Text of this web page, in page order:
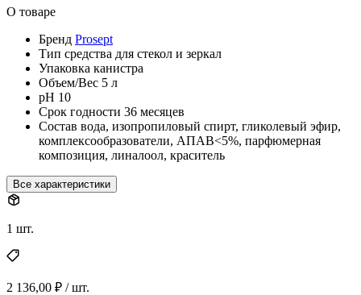
О товаре
Бренд Prosept
Тип средства для стекол и зеркал
Упаковка канистра
Объем/Вес 5 л
pH 10
Срок годности 36 месяцев
Состав вода, изопропиловый спирт, гликолевый эфир,
комплексообразователи, АПАВ<5%, парфюмерная
композиция, линалоол, краситель
Все характеристики
1 шт.
2 136,00 ₽ / шт.